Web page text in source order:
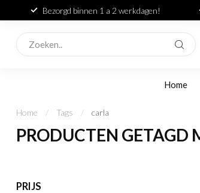
Bezorgd binnen 1 a 2 werkdagen!
Home
Home / Tags / carla
PRODUCTEN GETAGD
PRIJS